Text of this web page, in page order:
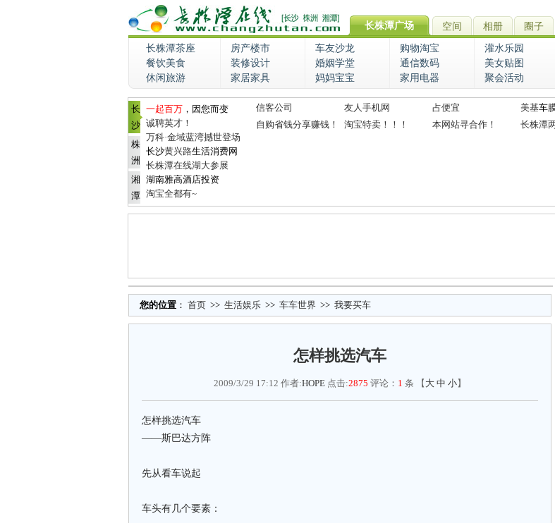
长株潭广场 空间 相册 圈子
长株潭茶座 房产楼市 车友沙龙 购物淘宝 灌水乐园
餐饮美食
装修设计 婚姻学堂 通信数码 美女贴图
休闲旅游
家居家具 妈妈宝宝 家用电器 聚会活动
长
沙
株
洲
湘
潭
一起百万 ，因您而变
诚聘英才！
万科·金域蓝湾撼世登场
长沙黄兴路生活消费网
长株潭在线湖大参展
湖南雅高酒店投资
淘宝全都有~
信客公司 友人手机网 占便宜 美基车
自购省钱分享赚钱！
淘宝特卖！！！ 本网站寻合作！ 长株潭
您的位置 ： 首页 >> 生活娱乐 >> 车车世界 >> 我要买车
怎样挑选汽车
2009/3/29 17:12 作者:HOPE 点击:2875 评论： 1 条 【 大 中 小】
怎样挑选汽车
——斯巴达方阵
先从看车说起
车头有几个要素：